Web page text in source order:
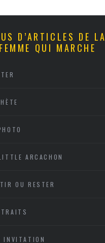
D’ARTICLES DE LA
FEMME QUI MARCHE
ARCACHON
OU RESTER
INVITATION